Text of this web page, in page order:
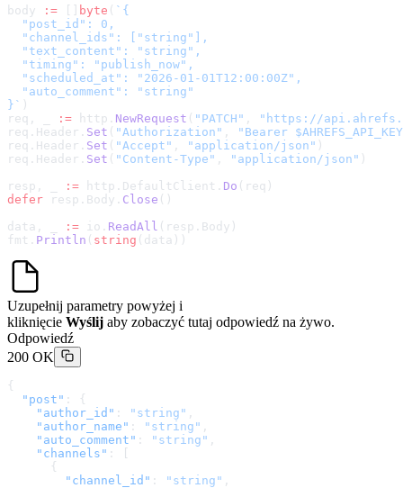
body := byte ( ` {
  "post_id": 0,
  "channel_ids": ["string"],
  "text_content": "string",
  "timing": "publish_now",
  "scheduled_at": "2026-01-01T12:00:00Z",
  "auto_comment": "string"
} ` )
req, _
:= http. NewRequest ( "PATCH" , " https://
req.Header. Set ( "Authorization" ,
"Bearer
req.Header. Set ( "Accept" , "application/json" )
req.Header. Set ( "Content-Type" , "application/json" )
resp, _
:= http.DefaultClient. Do (req)
defer resp.Body. Close ()
data, _
:= io. ReadAll (resp.Body)
fmt. Println ( string (data))
Uzupełnij parametry powyżej i
kliknięcie Wyślij aby zobaczyć tutaj odpowiedź na żywo.
Odpowiedź
200 OK
{
  "post"
: {
    "author_id"
: "string" ,
    "author_name"
: "string" ,
    "auto_comment"
: "string" ,
    "channels"
: [
      {
        "channel_id"
: "string" ,